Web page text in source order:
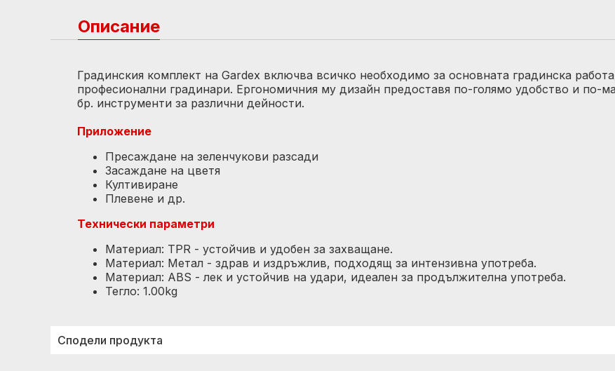
Описание
Градинския комплект на Gardex включва всичко необходимо за основната градинска
професионални градинари. Ергономичния му дизайн предоставя по-голямо удобство и по-
бр. инструменти за различни дейности.
Приложение
Пресаждане на зеленчукови разсади
Засаждане на цветя
Култивиране
Плевене и др.
Технически параметри
Материал: TPR - устойчив и удобен за захващане.
Материал: Метал - здрав и издръжлив, подходящ за интензивна употреба.
Материал: ABS - лек и устойчив на удари, идеален за продължителна употреба.
Тегло: 1.00kg
Сподели продукта